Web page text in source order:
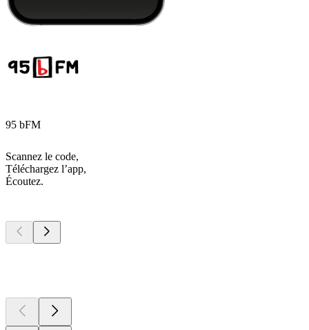
95 bFM
Scannez le code,
Téléchargez l’app,
Écoutez.